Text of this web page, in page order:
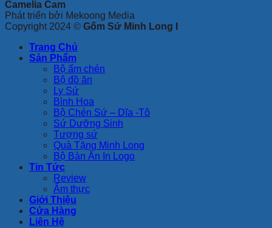
Camelia Cam
Phát triển bởi Mekoong Media
Copyright 2024 © Gốm Sứ Minh Long I
Trang Chủ
Sản Phẩm
Bộ ấm chén
Bộ đồ ăn
Ly Sứ
Bình Hoa
Bộ Chén Sứ – Dĩa -Tô
Sứ Dưỡng Sinh
Tượng sứ
Quà Tặng Minh Long
Bộ Bàn Ăn In Logo
Tin Tức
Review
Ẩm thực
Giới Thiệu
Cửa Hàng
Liên Hệ